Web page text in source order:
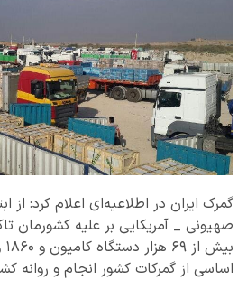
گمرک ایران در اطلاعیه‌ای اعلام کرد:
صهیونی _ آمریکایی بر علیه کشورمان
اساسی از گمرکات کشور انجام و روانه